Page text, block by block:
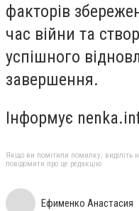
факторів
час війни та
успішного
завершення.
Інформує
Якщо ви помітили помилку, виділіть
повідомити про це редакцію
Ефименко Анастасия